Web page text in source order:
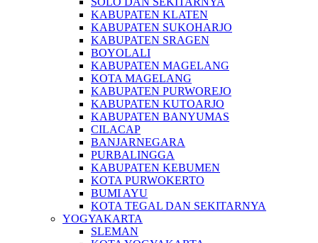
KABUPATEN KLATEN
KABUPATEN SUKOHARJO
KABUPATEN SRAGEN
BOYOLALI
KABUPATEN MAGELANG
KOTA MAGELANG
KABUPATEN PURWOREJO
KABUPATEN KUTOARJO
KABUPATEN BANYUMAS
CILACAP
BANJARNEGARA
PURBALINGGA
KABUPATEN KEBUMEN
KOTA PURWOKERTO
BUMI AYU
KOTA TEGAL DAN SEKITARNYA
YOGYAKARTA
SLEMAN